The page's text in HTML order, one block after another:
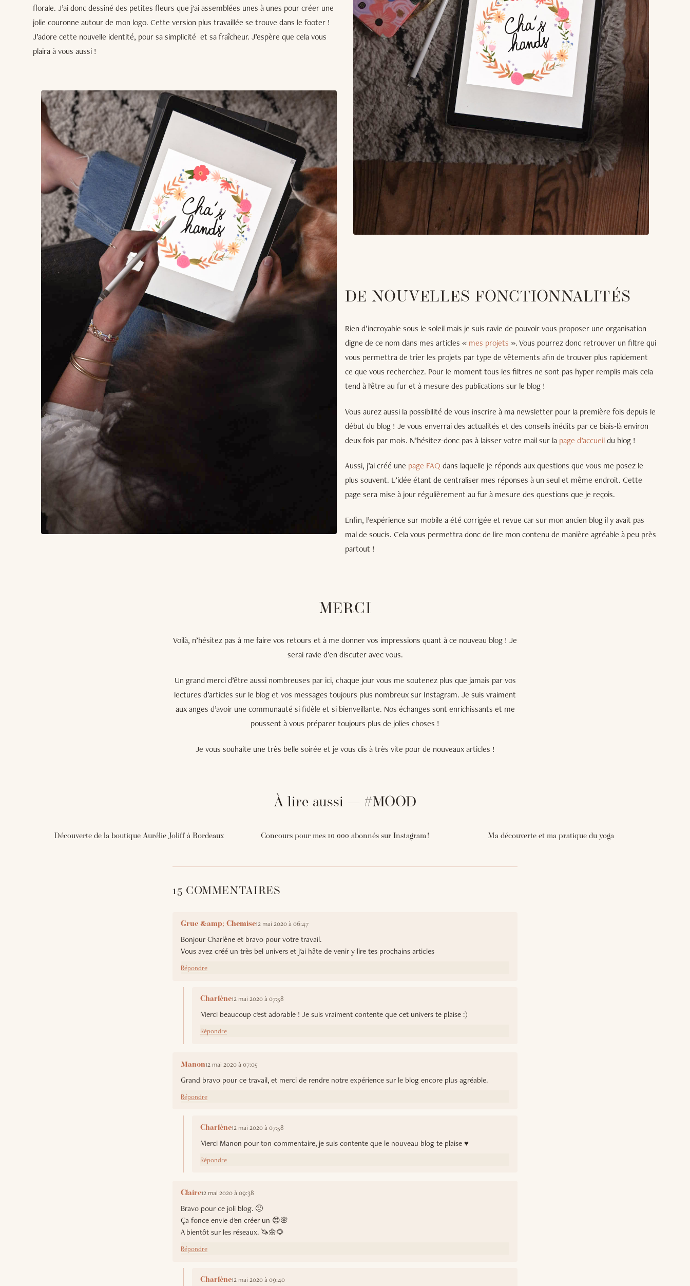
florale. J’ai donc dessiné des petites fleurs que j'ai assemblées unes à unes pour créer une
jolie couronne autour de mon logo. Cette version plus travaillée se trouve dans le footer !
J’adore cette nouvelle identité, pour sa simplicité et sa fraîcheur. J’espère que cela vous
plaira à vous aussi !
DE NOUVELLES FONCTIONNALITÉS
Rien d’incroyable sous le soleil mais je suis ravie de pouvoir vous proposer une organisation
digne de ce nom dans mes articles « mes projets ». Vous pourrez donc retrouver un filtre qui
vous permettra de trier les projets par type de vêtements afin de trouver plus rapidement
ce que vous recherchez. Pour le moment tous les filtres ne sont pas hyper remplis mais cela
tend à l'être au fur et à mesure des publications sur le blog !
Vous aurez aussi la possibilité de vous inscrire à ma newsletter pour la première fois depuis le
début du blog ! Je vous enverrai des actualités et des conseils inédits par ce biais-là environ
deux fois par mois. N’hésitez-donc pas à laisser votre mail sur la page d’accueildu blog !
Aussi, j’ai créé une page FAQ dans laquelle je réponds aux questions que vous me posez le
plus souvent. L’idée étant de centraliser mes réponses à un seul et même endroit. Cette
page sera mise à jour régulièrement au fur à mesure des questions que je reçois.
Enfin, l’expérience sur mobile a été corrigée et revue car sur mon ancien blog il y avait pas
mal de soucis. Cela vous permettra donc de lire mon contenu de manière agréable à peu près
partout !
MERCI
Voilà, n’hésitez pas à me faire vos retours et à me donner vos impressions quant à ce nouveau blog ! Je
serai ravie d’en discuter avec vous.
Un grand merci d’être aussi nombreuses par ici, chaque jour vous me soutenez plus que jamais par vos
lectures d’articles sur le blog et vos messages toujours plus nombreux sur Instagram. Je suis vraiment
aux anges d’avoir une communauté si fidèle et si bienveillante. Nos échanges sont enrichissants et me
poussent à vous préparer toujours plus de jolies choses !
Je vous souhaite une très belle soirée et je vous dis à très vite pour de nouveaux articles !
À lire aussi — #MOOD
Découverte de la boutique Aurélie Joliff à Bordeaux Concours pour mes 10 000 abonnés sur Instagram ! Ma découverte et ma pratique du yoga
15 COMMENTAIRES
Grue &amp; Chemise12 mai 2020 à 06:47
Bonjour Charlène et bravo pour votre travail.
Vous avez créé un très bel univers et j'ai hâte de venir y lire tes prochains articles
Répondre
Charlène12 mai 2020 à 07:58
Merci beaucoup c'est adorable ! Je suis vraiment contente que cet univers te plaise :)
Répondre
Manon12 mai 2020 à 07:05
Grand bravo pour ce travail, et merci de rendre notre expérience sur le blog encore plus agréable.
Répondre
Charlène12 mai 2020 à 07:58
Merci Manon pour ton commentaire, je suis contente que le nouveau blog te plaise ♥
Répondre
Claire12 mai 2020 à 09:38
Bravo pour ce joli blog. 🙂
Ça fonce envie d'en créer un 😍🌸
A bientôt sur les réseaux. 🦄🌼🌻
Répondre
Charlène12 mai 2020 à 09:40